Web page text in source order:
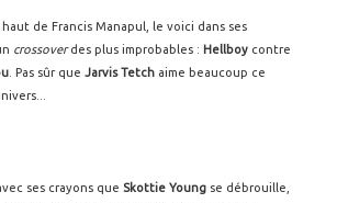
de Francis Manapul, le voici dans ses
crossoverdes plus improbables : Hellboy contre
. Pas sûr que Jarvis Tetch aime beaucoup ce
ses crayons que Skottie Young se débrouille,